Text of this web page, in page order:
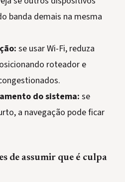
banda demais na mesma
se usar Wi-Fi, reduza
roteador e
do sistema:se
a navegação pode ficar
de assumir que é culpa